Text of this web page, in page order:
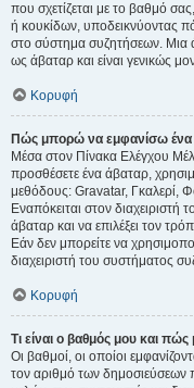
που σχετίζεται με το βαθμό
ή κουκίδων, υποδεικνύοντας
στο σύστημα συζητήσεων. Μια
ως άβαταρ και είναι γενικώς
Κορυφή
Πώς μπορώ να εμφανίσω ένα
Μέσα στον Πίνακα Ελέγχου
προσθέσετε ένα άβαταρ,
μεθόδους: Gravatar,
Εναπόκειται στον
άβαταρ και να επιλέξει τον
Εάν δεν μπορείτε να
διαχειριστή του συστήματος
Κορυφή
Τι είναι ο βαθμός μου και
Οι βαθμοί, οι οποίοι
τον αριθμό των δημοσιεύσεων